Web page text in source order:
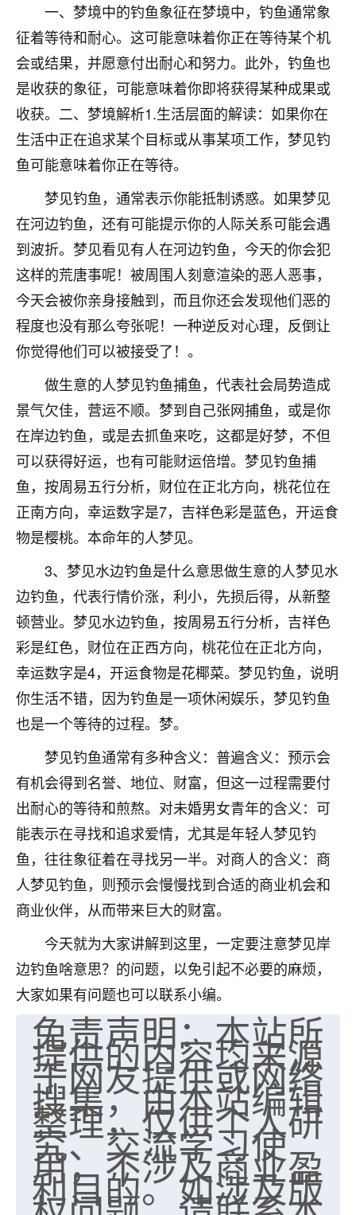
一、梦境中的钓鱼象征在梦境中，钓鱼通常象
征着等待和耐心。这可能意味着你正在等待某个机
会或结果，并愿意付出耐心和努力。此外，钓鱼也
是收获的象征，可能意味着你即将获得某种成果或
收获。二、梦境解析1.生活层面的解读：如果你在
生活中正在追求某个目标或从事某项工作，梦见钓
鱼可能意味着你正在等待。
梦见钓鱼，通常表示你能抵制诱惑。如果梦见
在河边钓鱼，还有可能提示你的人际关系可能会遇
到波折。梦见看见有人在河边钓鱼，今天的你会犯
这样的荒唐事呢！被周围人刻意渲染的恶人恶事，
今天会被你亲身接触到，而且你还会发现他们恶的
程度也没有那么夸张呢！一种逆反对心理，反倒让
你觉得他们可以被接受了！。
做生意的人梦见钓鱼捕鱼，代表社会局势造成
景气欠佳，营运不顺。梦到自己张网捕鱼，或是你
在岸边钓鱼，或是去抓鱼来吃，这都是好梦，不但
可以获得好运，也有可能财运倍增。梦见钓鱼捕
鱼，按周易五行分析，财位在正北方向，桃花位在
正南方向，幸运数字是7，吉祥色彩是蓝色，开运食
物是樱桃。本命年的人梦见。
3、梦见水边钓鱼是什么意思做生意的人梦见水
边钓鱼，代表行情价涨，利小，先损后得，从新整
顿营业。梦见水边钓鱼，按周易五行分析，吉祥色
彩是红色，财位在正西方向，桃花位在正北方向，
幸运数字是4，开运食物是花椰菜。梦见钓鱼，说明
你生活不错，因为钓鱼是一项休闲娱乐，梦见钓鱼
也是一个等待的过程。梦。
梦见钓鱼通常有多种含义：普遍含义：预示会
有机会得到名誉、地位、财富，但这一过程需要付
出耐心的等待和煎熬。对未婚男女青年的含义：可
能表示在寻找和追求爱情，尤其是年轻人梦见钓
鱼，往往象征着在寻找另一半。对商人的含义：商
人梦见钓鱼，则预示会慢慢找到合适的商业机会和
商业伙伴，从而带来巨大的财富。
今天就为大家讲解到这里，一定要注意梦见岸
边钓鱼啥意思？的问题，以免引起不必要的麻烦，
大家如果有问题也可以联系小编。
免责声明：本站所
提供的内容均来源
于网友提供或网络
搜集，由本站编辑
整理，仅供个人研
究、交流学习使
用，不涉及商业盈
利目的。如涉及版
问题，反正就是不舒服。中医西医看遍了，找不到问
题，后来无意中看到有人推荐慧来老师，跟老师聊过
之后，心情豁然开朗，也听老师建议，处理了一些因
果问题。今年以来，身体比以前好多，主要是心情好
了，老师说境随心转，现在深有体会了。
鹿森 ：是的，其实跟老师聊过之后，最大的感
触，首先就是心态会变好，万般皆是命，半点
不由人！
1天前 来自四川 9
金白水清
我也想找老师看看，有没有人给个联系方式的啊？
鹿森：慧来老师微信：gjsy0624
1天前 来自江西 12
我也想要，我也想要！
2天前 来自山西 15
Jessica李
老师做不做超度法事？我想给我奶奶做超度，她今年
刚去世了。
七零老顽童：我母亲前年离世，刚开始我经常
做梦梦见她，后来也是朋友介绍，找到慧来老
师，安排了超度法事，做梦再也没有梦到过
了，一开始是半信半疑的，图个心安，给亡母
超度，现在看来，人不信也不行。
2天前 来自云南 11
优秀的张同学
老师收徒吗？？我对这些很感兴趣
15